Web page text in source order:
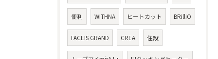
便利 WITHNA ヒートカット BRilliO
FACEIS GRAND CREA 住設